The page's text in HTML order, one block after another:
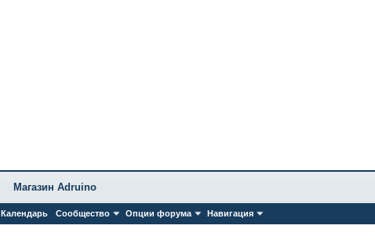
Календарь Сообщество Опции форума Навигация
Магазин Adruino